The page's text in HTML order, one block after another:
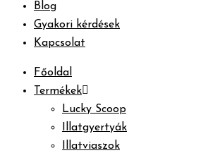
Blog
Gyakori kérdések
Kapcsolat
Főoldal
Termékek
Lucky Scoop
Illatgyertyák
Illatviaszok